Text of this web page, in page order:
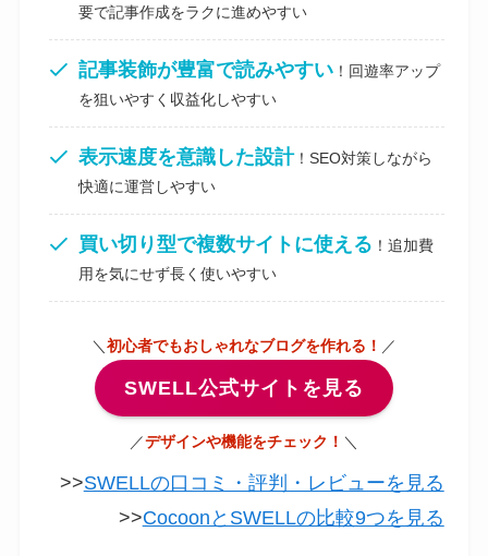
要で記事作成をラクに進めやすい
記事装飾が豊富で読みやすい！回遊率アップ
を狙いやすく収益化しやすい
表示速度を意識した設計！SEO対策しながら
快適に運営しやすい
買い切り型で複数サイトに使える ！追加費
用を気にせず長く使いやすい
＼ 初心者でもおしゃれなブログを作れる！ ／
SWELL公式サイトを見る
／デザインや機能をチェック！ ＼
>>SWELLの口コミ・評判・レビューを見る
>>CocoonとSWELLの比較9つを見る